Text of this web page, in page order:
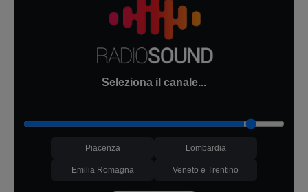
Seleziona il canale...
Piacenza Lombardia
Emilia Romagna Veneto e Trentino